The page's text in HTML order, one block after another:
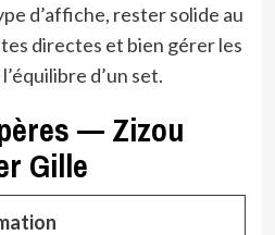
d’affiche, rester solide au
directes et bien gérer les
d’un set.
— Zizou
Gille